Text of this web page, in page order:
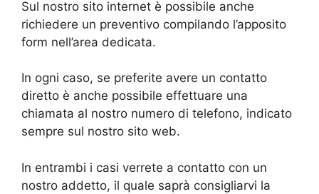
Sul nostro sito internet è possibile anche
richiedere un preventivo compilando l’apposito
form nell’area dedicata.
In ogni caso, se preferite avere un contatto
diretto è anche possibile effettuare una
chiamata al nostro numero di telefono, indicato
sempre sul nostro sito web.
In entrambi i casi verrete a contatto con un
nostro addetto, il quale saprà consigliarvi la